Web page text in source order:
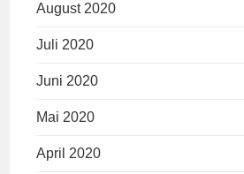
August 2020
Juli 2020
Juni 2020
Mai 2020
April 2020